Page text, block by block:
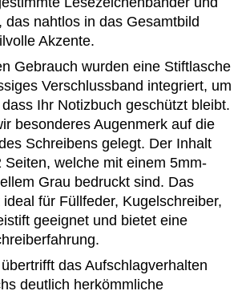
das nahtlos in das Gesamtbild
Akzente.
Gebrauch wurden eine Stiftlasche
Verschlussband integriert, um
Ihr Notizbuch geschützt bleibt.
besonderes Augenmerk auf die
Schreibens gelegt. Der Inhalt
Seiten, welche mit einem 5mm-
Grau bedruckt sind. Das
für Füllfeder, Kugelschreiber,
geeignet und bietet eine
das Aufschlagverhalten
deutlich herkömmliche